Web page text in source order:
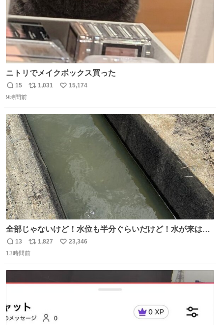
ニトリでメイクボックス買った
返
信
15
リ
ト
数
1,031
い
15,174
9時間前
全部じゃないけど！水位も半分ぐらいだけど！水が来はじ
めたよ！！！ 作業してくれた方々ありがとーーー
ー！！！！！！！！！！！！！！！！！！！！！！！！！
返
信
13
リ
ポ
1,827
い
23,346
13時間前